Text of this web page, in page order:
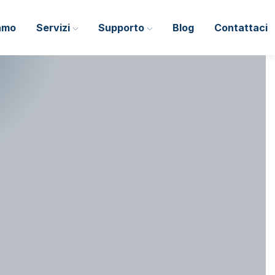
Servizi Supporto Blog Contattaci